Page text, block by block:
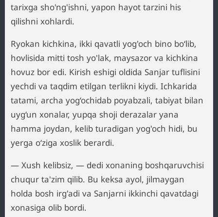
tarixga sho'ng'ishni, yapon hayot tarzini his
qilishni xohlardi.
Ryokan kichkina, ikki qavatli yog'och bino bo‘lib,
hovlisida mitti tosh yo'lak, maysazor va kichkina
hovuz bor edi. Kirish eshigi oldida Sanjar tuflisini
yechdi va taqdim etilgan terlikni kiydi. Ichkarida
tatami, archa yog‘ochidab poyabzali, tabiyat bilan
uyg‘un xonalar, yupqa shoji derazalar yana
hamma joydan, kelib turadigan yog'och hidi, bu
yerga o‘ziga xoslik berardi.
— Xush kelibsiz, — dedi xonaning boshqaruvchisi
chuqur ta'zim qilib. Bu keksa ayol, jilmaygan
holda bosh irg'adi va Sanjarni ikkinchi qavatdagi
xonasiga olib bordi.